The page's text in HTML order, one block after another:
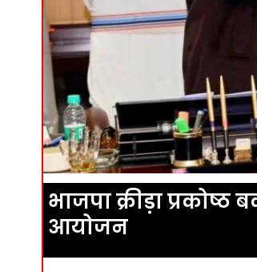
भाजपा क्रीड़ा
आयोजन